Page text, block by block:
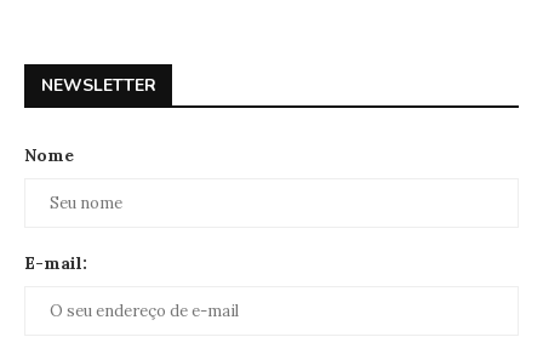
NEWSLETTER
Nome
E-mail: